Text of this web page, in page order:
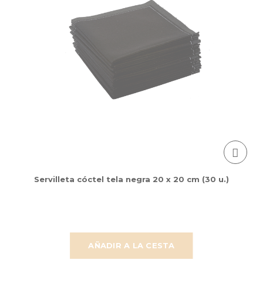
AÑADIR A LA CESTA
Servilleta cóctel tela negra 20 x 20 cm (30 u.)